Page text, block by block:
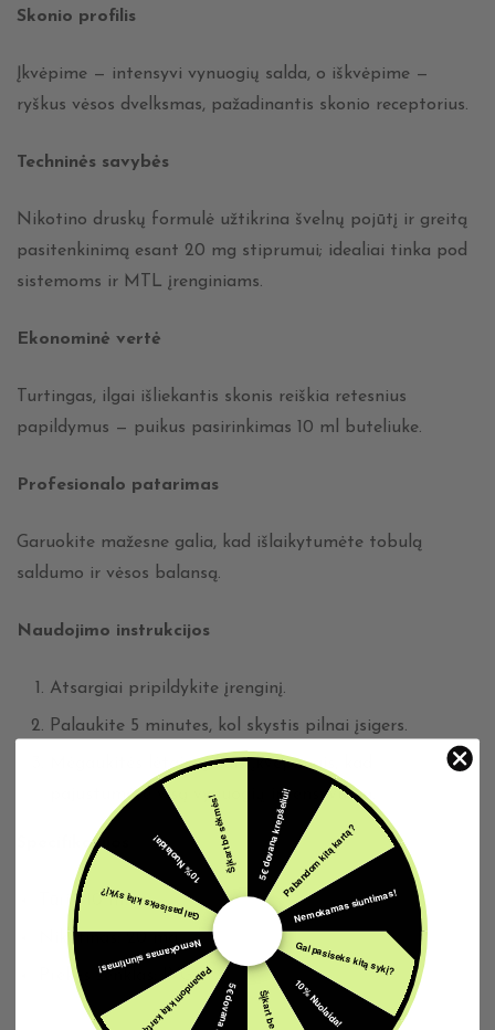
Skonio profilis
Įkvėpime — intensyvi vynuogių salda, o iškvėpime —
ryškus vėsos dvelksmas, pažadinantis skonio receptorius.
Techninės savybės
Nikotino druskų formulė užtikrina švelnų pojūtį ir greitą
pasitenkinimą esant 20 mg stiprumui; idealiai tinka pod
sistemoms ir MTL įrenginiams.
Ekonominė vertė
Turtingas, ilgai išliekantis skonis reiškia retesnius
papildymus — puikus pasirinkimas 10 ml buteliuke.
Profesionalo patarimas
Garuokite mažesne galia, kad išlaikytumėte tobulą
saldumo ir vėsos balansą.
Naudojimo instrukcijos
Atsargiai pripildykite įrenginį.
Palaukite 5 minutes, kol skystis pilnai įsigers.
Mėgaukitės lėtais, giliais įkvėpimais, kad
pajustumėte visą vynuogių intensyvumą.
Specifikacijos
Tūris: 10 ml
Nikotinas: 20 mg
Prekės ženklas: IVG
5€ dovana krepšeliui!Pabandom kitą kartą?
Nemokamas siuntimas!
Gal pasiseks kitą sykį?
10% Nuolaida!
Pabandom kitą kartą?
Nemokamas siuntimas!
Gal pasiseks kitą sykį?
10% Nuolaida!Šįkart be sėkmės!